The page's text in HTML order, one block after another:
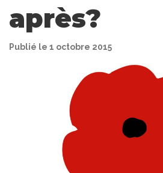
après?
Publié le 1 octobre 2015